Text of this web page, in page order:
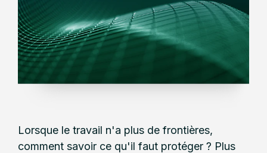
Lorsque le travail n'a plus de frontières,
comment savoir ce qu'il faut protéger ? Plus